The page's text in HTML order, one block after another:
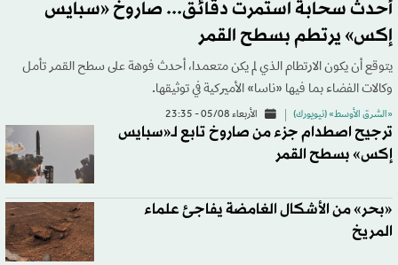
أحدث سحابة استمرت دقائق... صاروخ «سبايس
إكس» يرتطم بسطح القمر
يتوقع أن يكون الارتطام الذي لم يكن متعمدا، أحدث فوهة على سطح القمر تأمل
وكالات الفضاء بما فيها «ناسا» الأميركية في توثيقها.
«الشرق الأوسط» (نيويورك) الأربعاء 05/08 - 23:35
ترجيح اصطدام جزء من صاروخ تابع لـ«سبايس
إكس» بسطح القمر
«بحر» من الأشكال الغامضة يفاجئ علماء
المريخ